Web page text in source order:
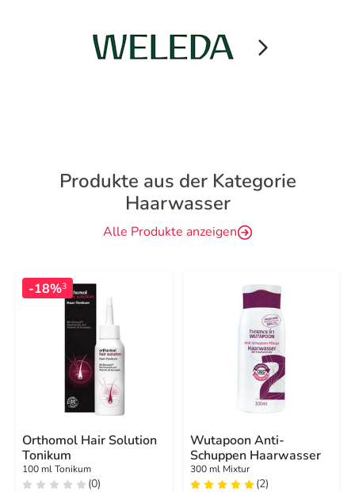
Produkte aus der Kategorie
Haarwasser
Alle Produkte anzeigen
-18%3
Orthomol Hair Solution
Tonikum
100 ml Tonikum
(0)
Wutapoon Anti-
Schuppen Haarwasser
300 ml Mixtur
(2)